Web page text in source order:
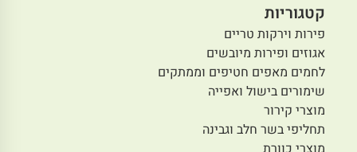
קטגוריות
פירות וירקות טריים
אגוזים ופירות מיובשים
לחמים מאפים חטיפים וממתקים
שימורים בישול ואפייה
מוצרי קירור
תחליפי בשר חלב וגבינה